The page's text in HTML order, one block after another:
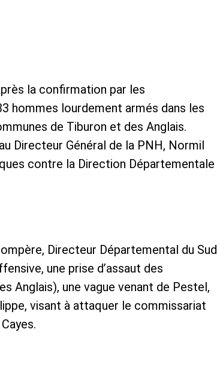
la confirmation par les
hommes lourdement armés dans les
de Tiburon et des Anglais.
Directeur Général de la PNH, Normil
contre la Direction Départementale
Directeur Départemental du Sud
une prise d’assaut des
Anglais), une vague venant de Pestel,
visant à attaquer le commissariat